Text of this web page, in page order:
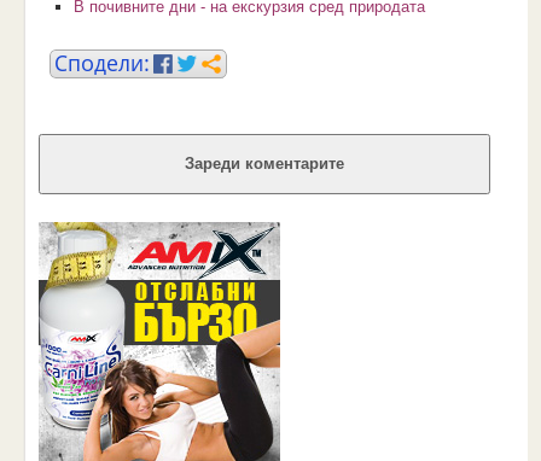
В почивните дни - на екскурзия сред природата
Зареди коментарите